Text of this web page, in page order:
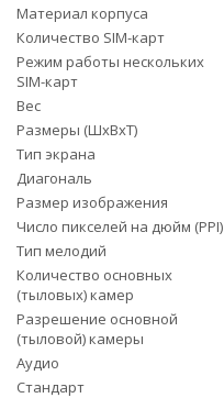
Материал корпуса
Количество SIM-карт
Режим работы нескольких
SIM-карт
Вес
Размеры (ШxВxТ)
Тип экрана
Диагональ
Размер изображения
Число пикселей на дюйм (PPI)
Тип мелодий
Количество основных
(тыловых) камер
Разрешение основной
(тыловой) камеры
Аудио
Стандарт